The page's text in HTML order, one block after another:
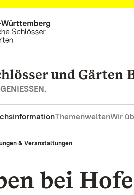
und Gärten
ThemenweltenWir
& Veranstaltungen
bei Hofe